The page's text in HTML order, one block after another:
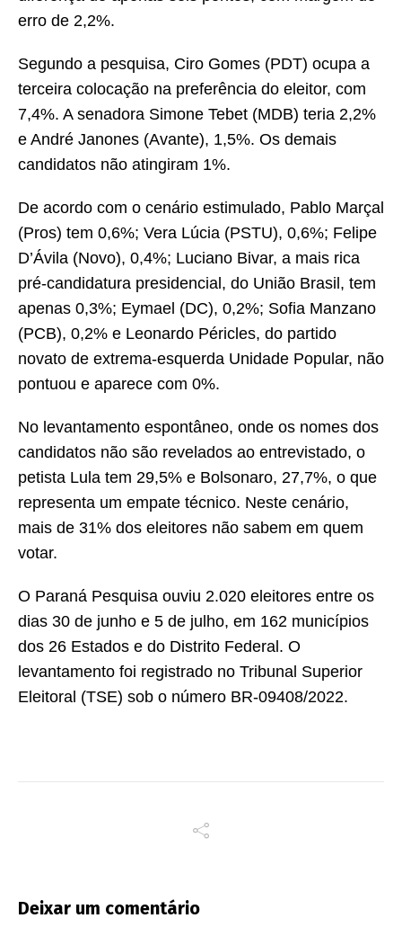
erro de 2,2%.
Segundo a pesquisa, Ciro Gomes (PDT) ocupa a
terceira colocação na preferência do eleitor, com
7,4%. A senadora Simone Tebet (MDB) teria 2,2%
e André Janones (Avante), 1,5%. Os demais
candidatos não atingiram 1%.
De acordo com o cenário estimulado, Pablo Marçal
(Pros) tem 0,6%; Vera Lúcia (PSTU), 0,6%; Felipe
D’Ávila (Novo), 0,4%; Luciano Bivar, a mais rica
pré-candidatura presidencial, do União Brasil, tem
apenas 0,3%; Eymael (DC), 0,2%; Sofia Manzano
(PCB), 0,2% e Leonardo Péricles, do partido
novato de extrema-esquerda Unidade Popular, não
pontuou e aparece com 0%.
No levantamento espontâneo, onde os nomes dos
candidatos não são revelados ao entrevistado, o
petista Lula tem 29,5% e Bolsonaro, 27,7%, o que
representa um empate técnico. Neste cenário,
mais de 31% dos eleitores não sabem em quem
votar.
O Paraná Pesquisa ouviu 2.020 eleitores entre os
dias 30 de junho e 5 de julho, em 162 municípios
dos 26 Estados e do Distrito Federal. O
levantamento foi registrado no Tribunal Superior
Eleitoral (TSE) sob o número BR-09408/2022.
Deixar um comentário